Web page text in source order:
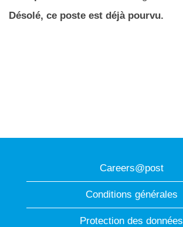
Désolé, ce poste est déjà pourvu.
Careers@post
Conditions générales
Protection des données